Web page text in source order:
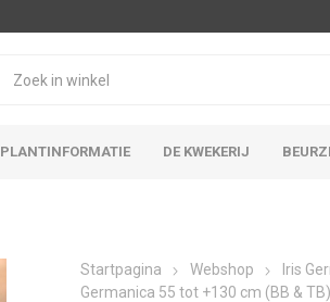
PLANTINFORMATIE DE KWEKERIJ
Startpagina Webshop
Iris
Germanica 55 tot +130 cm (BB & TB)